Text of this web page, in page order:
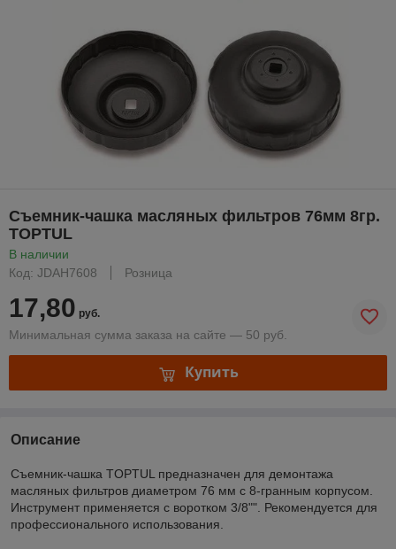
Съемник-чашка масляных фильтров 76мм 8гр.
TOPTUL
В наличии
Код: JDAH7608
Розница
17,80 руб.
Минимальная сумма заказа на сайте — 50 руб.
Купить
Описание
Съемник-чашка TOPTUL предназначен для демонтажа
масляных фильтров диаметром 76 мм с 8-гранным корпусом.
Инструмент применяется с воротком 3/8"". Рекомендуется для
профессионального использования.